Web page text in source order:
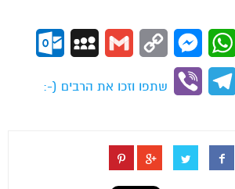
Email
WhatsApp
Messenger
Copy
Gmail
MySpace
Skype
Telegram
Viber
שתפו וזכו את הרבים (-: